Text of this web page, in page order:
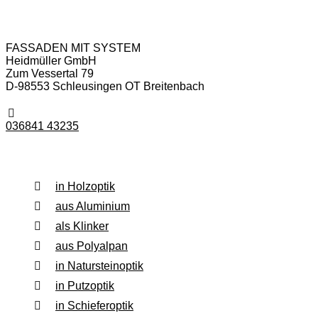
FASSADEN MIT SYSTEM
Heidmüller GmbH
Zum Vessertal 79
D-98553 Schleusingen OT Breitenbach
036841 43235
in Holzoptik
aus Aluminium
als Klinker
aus Polyalpan
in Natursteinoptik
in Putzoptik
in Schieferoptik